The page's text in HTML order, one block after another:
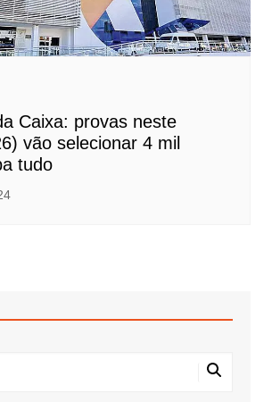
Caixa: provas neste
vão selecionar 4 mil
tudo